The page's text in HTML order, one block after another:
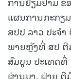
ແຜນການກະກຽ
ສປປ ລາວ ປະຈຳ
ພາຍຫຼັງທີ່ ສປ ຕີມໍ
ສົມບູນ ປະເທດທີ່
ຜ່ານມາ. ຝ່າຍ ຕີ